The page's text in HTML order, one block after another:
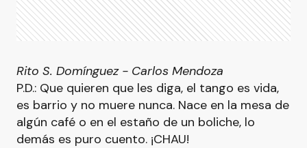
Rito S. Domínguez - Carlos Mendoza
P.D.: Que quieren que les diga, el tango es vida,
es barrio y no muere nunca. Nace en la mesa de
algún café o en el estaño de un boliche, lo
demás es puro cuento. ¡CHAU!